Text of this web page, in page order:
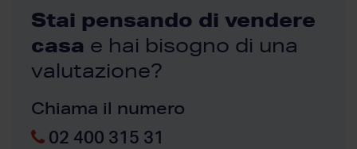
Stai pensando di vendere
casa e hai bisogno di una
valutazione?
Chiama il numero
02 400 315 31